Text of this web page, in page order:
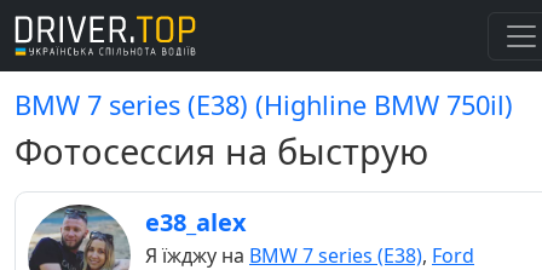
BMW 7 series (E38) (Highline BMW 750il)
Фотосессия на быструю
e38_alex
Я їжджу на BMW 7 series (E38), Ford